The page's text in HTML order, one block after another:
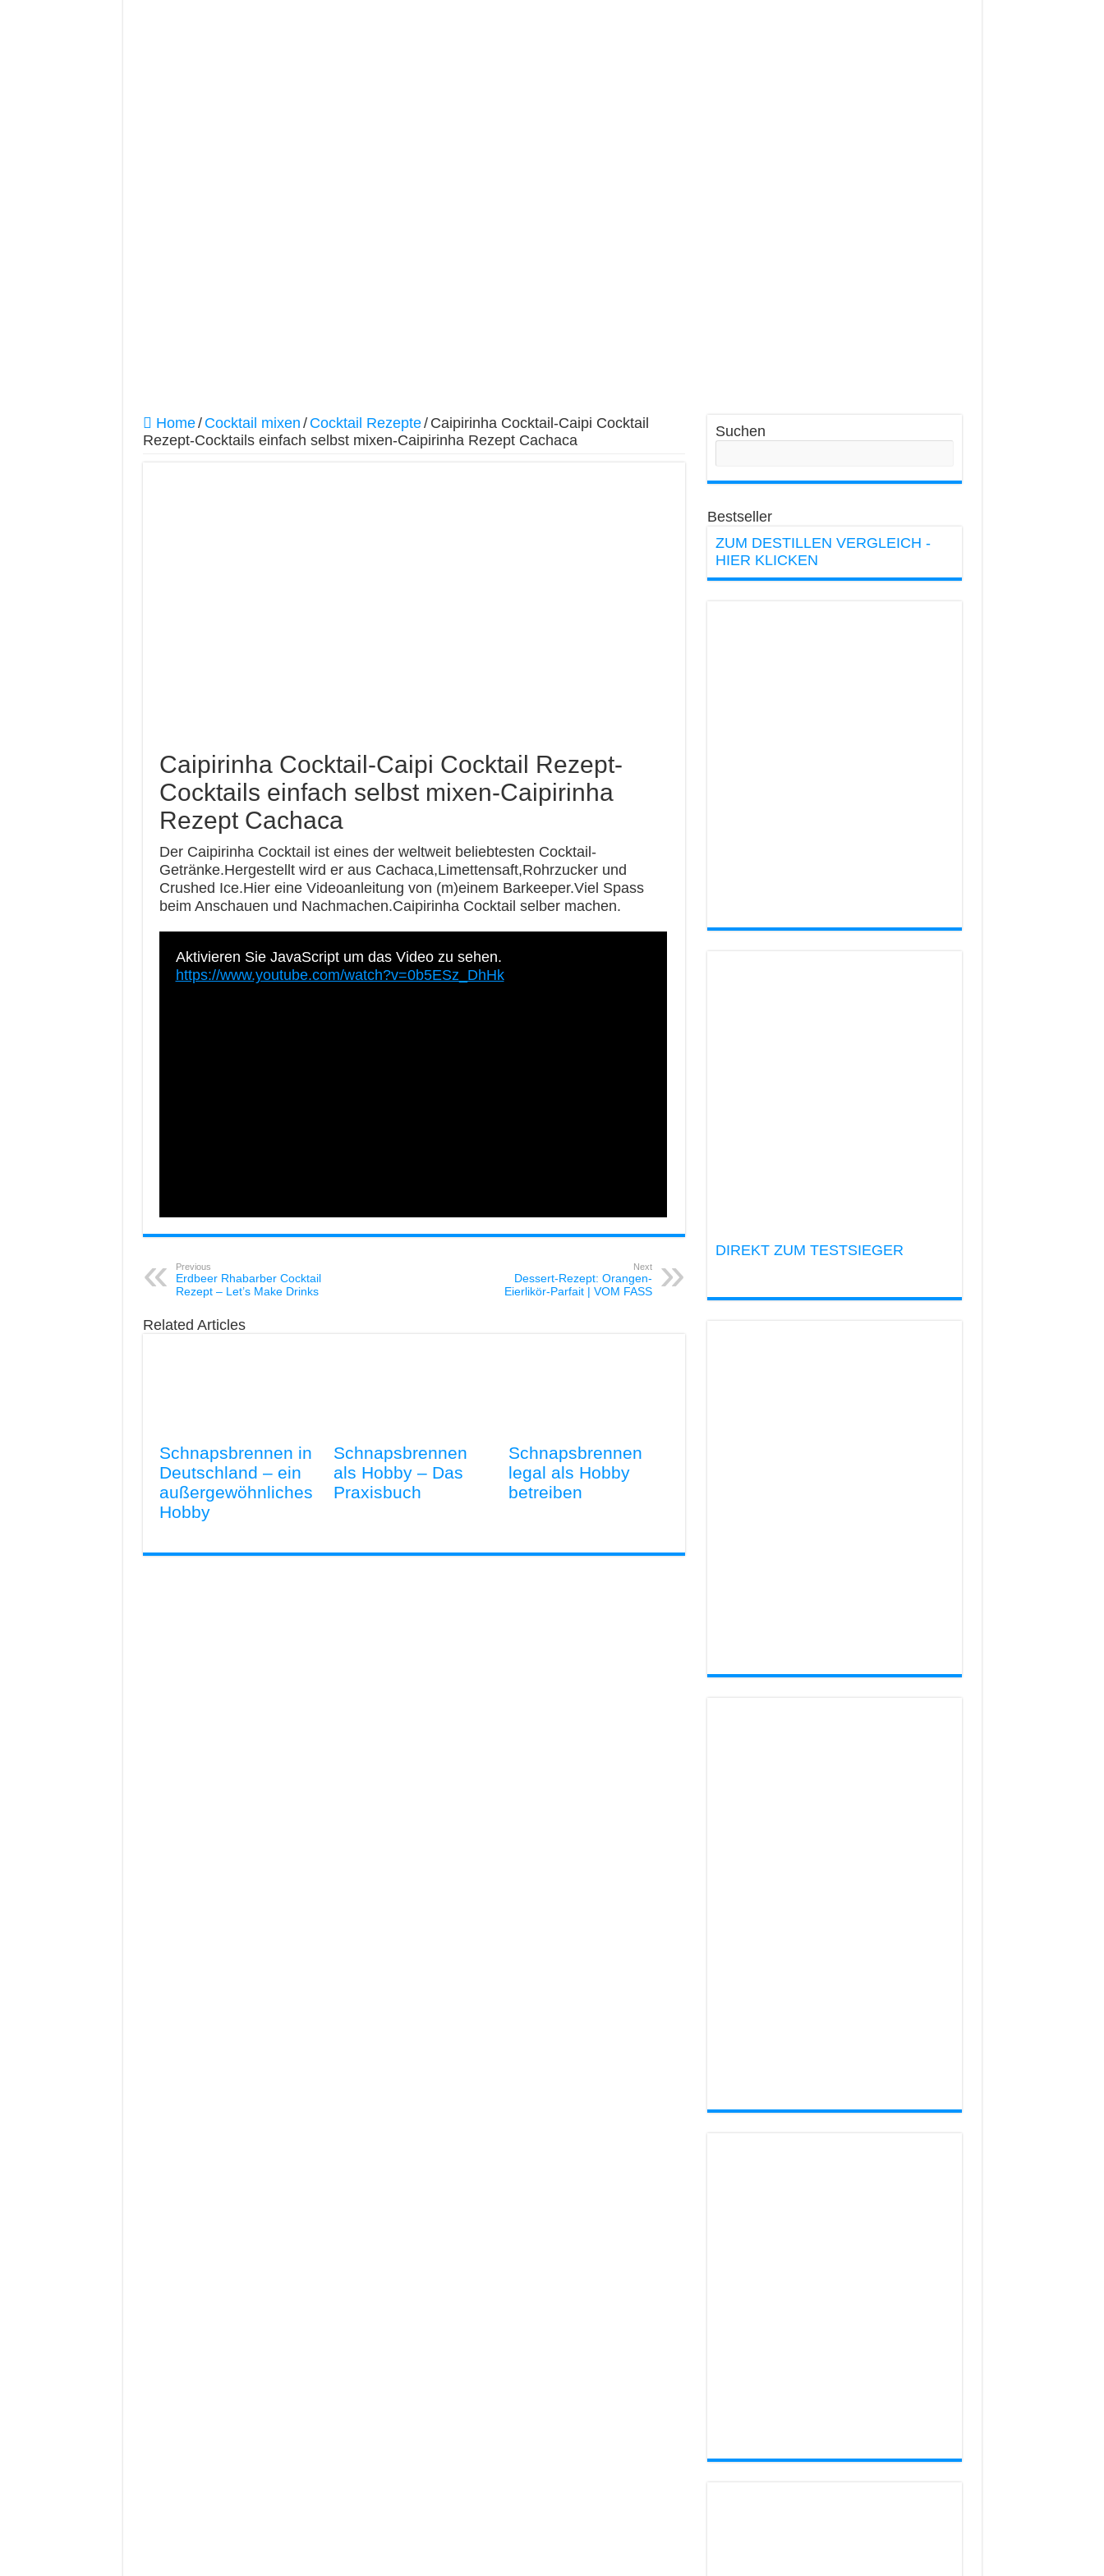
Home/ Cocktail mixen / Cocktail Rezepte/ Caipirinha Cocktail-Caipi Cocktail
Rezept-Cocktails einfach selbst mixen-Caipirinha Rezept Cachaca
Caipirinha Cocktail-Caipi Cocktail Rezept-
Cocktails einfach selbst mixen-Caipirinha
Rezept Cachaca
Der Caipirinha Cocktail ist eines der weltweit beliebtesten Cocktail-
Getränke.Hergestellt wird er aus Cachaca,Limettensaft,Rohrzucker und
Crushed Ice.Hier eine Videoanleitung von (m)einem Barkeeper.Viel Spass
beim Anschauen und Nachmachen.Caipirinha Cocktail selber machen.
Aktivieren Sie JavaScript um das Video zu sehen.
https://www.youtube.com/watch?v=0b5ESz_DhHk
Previous
Erdbeer Rhabarber Cocktail
Rezept – Let’s Make Drinks
Next
Dessert-Rezept: Orangen-
Eierlikör-Parfait | VOM FASS
Related Articles
Schnapsbrennen in
Deutschland – ein
außergewöhnliches
Hobby
Schnapsbrennen
als Hobby – Das
Praxisbuch
Schnapsbrennen
legal als Hobby
betreiben
Suchen
Bestseller
ZUM DESTILLEN VERGLEICH -
HIER KLICKEN
DIREKT ZUM TESTSIEGER